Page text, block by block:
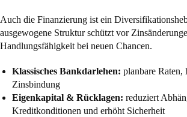
Auch die Finanzierung ist ein
ausgewogene Struktur schützt vor
Handlungsfähigkeit bei neuen Chancen.
Klassisches Bankdarlehen: planbare Raten,
Zinsbindung
Eigenkapital & Rücklagen: reduziert
Kreditkonditionen und erhöht Sicherheit